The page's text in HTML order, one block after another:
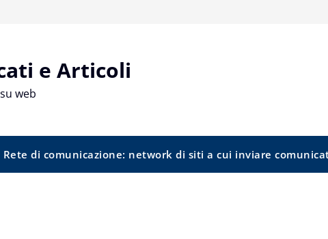
e Articoli
web
Rete di comunicazione: network di siti a cui inviare